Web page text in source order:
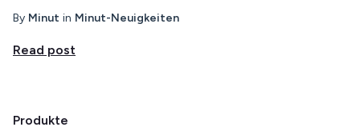
By Minut in Minut-Neuigkeiten
Read post
Produkte